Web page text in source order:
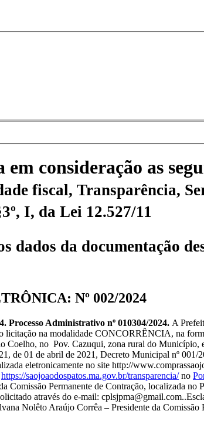
consideração as
fiscal, Transparência,
I, da Lei 12.527/11
dados da documentação
Nº 002/2024
Administrativo nº 010304/2024. A
licitação na modalidade CONCORRÊNCIA, na
Coelho, no Pov. Cazuqui, zona rural do
de 01 de abril de 2021, Decreto Municipal nº
eletronicamente no site http://
https://saojoaodospatos.ma.gov.br/transparencia/no
Comissão Permanente de Contração, localizada
através do e-mail:
Nolêto Araújo Corrêa – Presidente da Comissão